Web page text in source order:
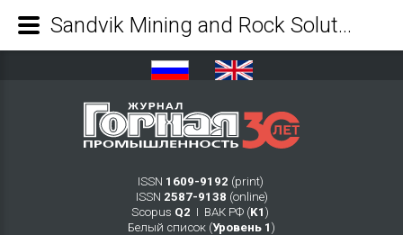
ISSN 1609-9192 (print)
ISSN 2587-9138 (online)
Scopus Q2 Ι ВАК РФ (K1 )
Белый список (Уровень 1 )
Sandvik Mining and Rock Solutions объявляет о начале процедуры выбора дистрибьютора в Казахстане - Журнал Горная промышленность